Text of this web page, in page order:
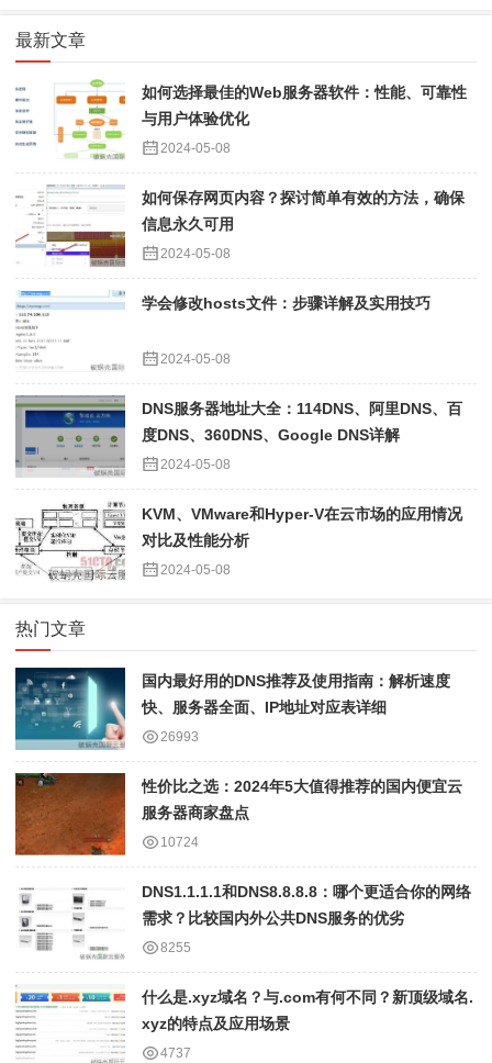
最新文章
如何选择最佳的Web服务器软件：性能、可靠性
与用户体验优化
2024-05-08
如何保存网页内容？探讨简单有效的方法，确保
信息永久可用
2024-05-08
学会修改hosts文件：步骤详解及实用技巧
2024-05-08
DNS服务器地址大全：114DNS、阿里DNS、百
度DNS、360DNS、Google DNS详解
2024-05-08
KVM、VMware和Hyper-V在云市场的应用情况
对比及性能分析
2024-05-08
热门文章
国内最好用的DNS推荐及使用指南：解析速度
快、服务器全面、IP地址对应表详细
26993
性价比之选：2024年5大值得推荐的国内便宜云
服务器商家盘点
10724
DNS1.1.1.1和DNS8.8.8.8：哪个更适合你的网络
需求？比较国内外公共DNS服务的优劣
8255
什么是.xyz域名？与.com有何不同？新顶级域名.
xyz的特点及应用场景
4737